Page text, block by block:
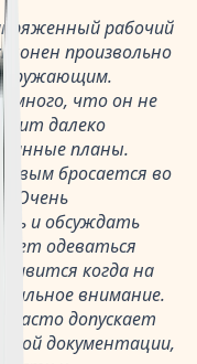
рабочий
произвольно
много, что он не
далеко
планы.
бросается во
Очень
и обсуждать
одеваться
когда на
внимание.
часто допускает
документации,